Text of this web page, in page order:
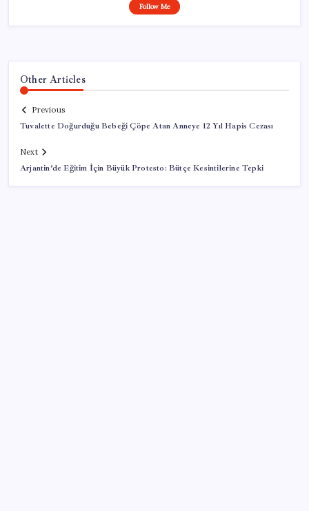
Follow Me
Other Articles
Previous
Tuvalette Doğurduğu Bebeği Çöpe Atan Anneye 12 Yıl Hapis Cezası
Next
Arjantin’de Eğitim İçin Büyük Protesto: Bütçe Kesintilerine Tepki